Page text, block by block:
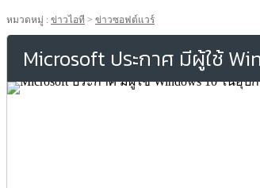
หมวดหมู่ : ข่าวไอที > ข่าวซอฟต์แวร์
Microsoft ประกาศ มีผู้ใช้